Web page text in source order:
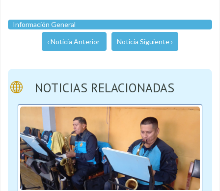
Información General
‹ Noticia Anterior Noticia Siguiente ›
NOTICIAS RELACIONADAS